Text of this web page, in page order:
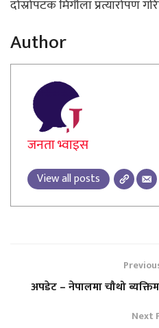
दोस्रोपटक मिर्गौला प्रत्यारोपण
Author
जनता भ्वाइस
View all posts
अपडेट – नेपालमा चौथो
Next